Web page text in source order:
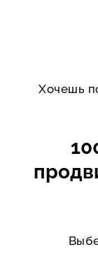
Хочешь